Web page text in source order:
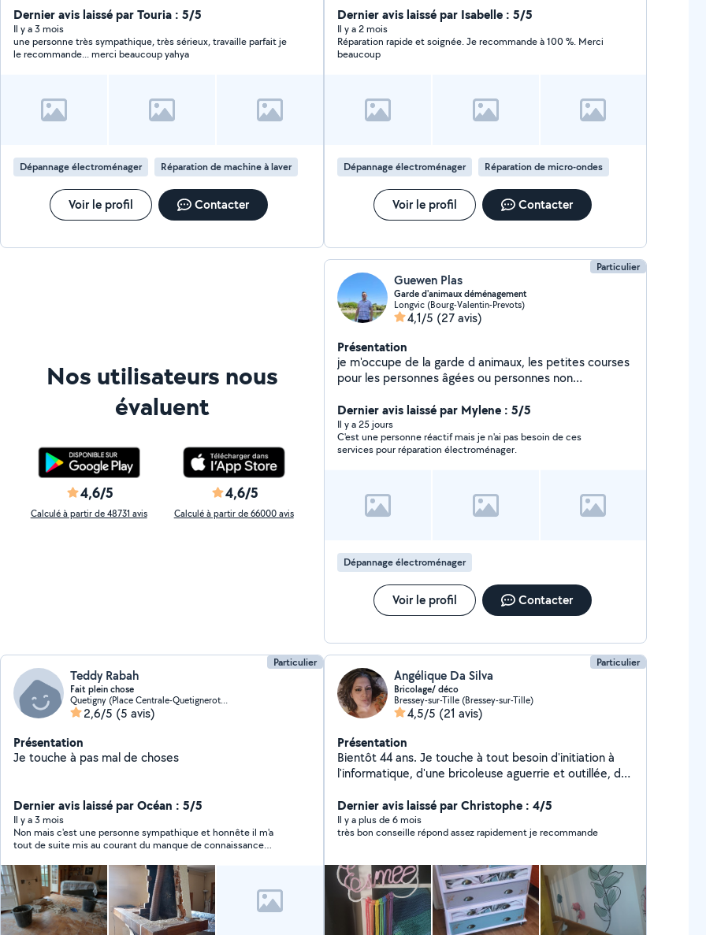
TV au mur -réparer les machines à laver (changer les
pièces défectueuse -petite plomberie -petite
électricité -tondre le gazon (débarrasser a le
déchèterie) -débroussaillage -débarrasser
vous me donner ce que vous voulez (Uniquement par
sms ) Merci
Dernier avis laissé par Touria : 5/5
Il y a 3 mois
une personne très sympathique, très sérieux, travaille parfait je
le recommande... merci beaucoup yahya
Dépannage électroménager Réparation de machine à laver
Voir le profil Contacter
remèdes, petit usinage, 3D print, bricolage système
débrouille mais proprement... Disponible mais pas tout
le temps...
Dernier avis laissé par Isabelle : 5/5
Il y a 2 mois
Réparation rapide et soignée. Je recommande à 100 %. Merci
beaucoup
Dépannage électroménager Réparation de micro-ondes
Voir le profil Contacter
Nos utilisateurs nous
évaluent
4,6/5
Calculé à partir de 48731 avis
4,6/5
Calculé à partir de 66000 avis
Particulier
Guewen Plas
Garde d'animaux déménagement
Longvic (Bourg-Valentin-Prevots)
4,1/5 (27 avis)
Présentation
je m'occupe de la garde d animaux, les petites courses
pour les personnes âgées ou personnes non
entretien de la tonte de pelouse (faut que la personne
possède sa tondeuse) contacter moi pour plus d
informations
Dernier avis laissé par Mylene : 5/5
Il y a 25 jours
C'est une personne réactif mais je n'ai pas besoin de ces
services pour réparation électroménager.
Dépannage électroménager
Voir le profil Contacter
Particulier
Teddy Rabah
Fait plein chose
Quetigny (Place Centrale-Quetignerots-Pre Bourgeot)
2,6/5 (5 avis)
Présentation
Je touche à pas mal de choses
Dernier avis laissé par Océan : 5/5
Il y a 3 mois
Non mais c'est une personne sympathique et honnête il m'a
tout de suite mis au courant du manque de connaissance
Particulier
Angélique Da Silva
Bricolage/ déco
Bressey-sur-Tille (Bressey-sur-Tille)
4,5/5 (21 avis)
Présentation
Bientôt 44 ans. Je touche à tout besoin d'initiation à
l'informatique, d'une bricoleuse aguerrie et outillée, de
de magnétisme ? Je suis la femme qu'il vous faut !!!
Dernier avis laissé par Christophe : 4/5
Il y a plus de 6 mois
très bon conseille répond assez rapidement je recommande